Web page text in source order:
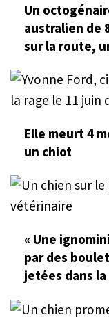
Un
australien de
sur la route,
Elle meurt 4
un chiot
« Une
par des
jetées dans